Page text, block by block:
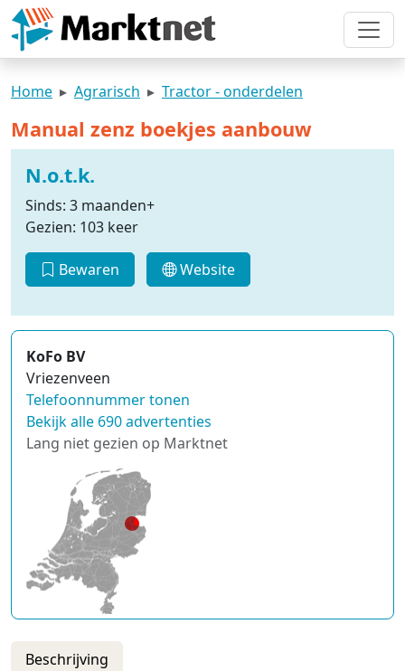
Home Agrarisch Tractor - onderdelen
Manual zenz boekjes aanbouw
N.o.t.k.
Sinds: 3 maanden+
Gezien: 103 keer
Bewaren Website
KoFo BV
Vriezenveen
Telefoonnummer tonen
Bekijk alle 690 advertenties
Lang niet gezien op Marktnet
Beschrijving